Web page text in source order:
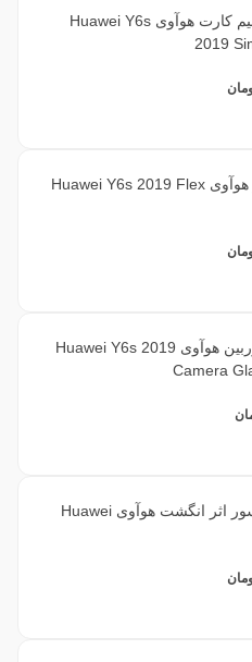
خشاب سیم کارت هوآوی Huawei Y6s
2019
فلت پاور هوآوی Huawei Y6s 2019 Flex
شیشه دوربین هوآوی Huawei Y6s 2019
Camera
فلت سنسور اثر انگشت هوآوی Huawei